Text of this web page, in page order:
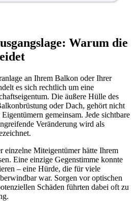
Warum die
an Ihrem Balkon oder Ihrer
es sich rechtlich um eine
Die äußere Hülle des
oder Dach, gehört nicht
gemeinsam. Jede sichtbare
Veränderung wird als
einzelne Miteigentümer hätte Ihrem
Eine einzige Gegenstimme konnte
– eine Hürde, die für viele
war. Sorgen vor optischen
Schäden führten dabei oft zu